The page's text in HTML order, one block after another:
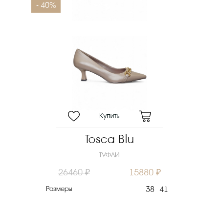
- 40%
Tosca Blu
ТУФЛИ
26460 ₽ 15880 ₽
Размеры 38 41